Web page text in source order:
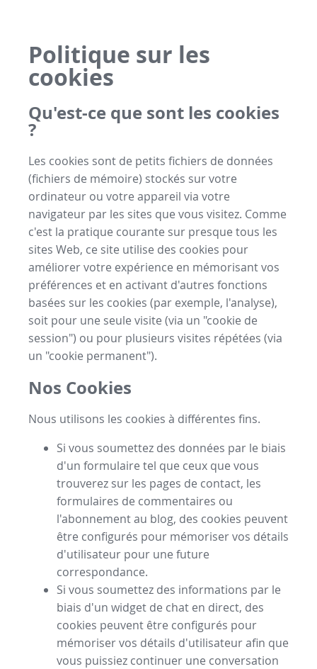
Politique sur les
cookies
Qu'est-ce que sont les cookies
?
Les cookies sont de petits fichiers de données
(fichiers de mémoire) stockés sur votre
ordinateur ou votre appareil via votre
navigateur par les sites que vous visitez. Comme
c'est la pratique courante sur presque tous les
sites Web, ce site utilise des cookies pour
améliorer votre expérience en mémorisant vos
préférences et en activant d'autres fonctions
basées sur les cookies (par exemple, l'analyse),
soit pour une seule visite (via un "cookie de
session") ou pour plusieurs visites répétées (via
un "cookie permanent").
Nos Cookies
Nous utilisons les cookies à différentes fins.
Si vous soumettez des données par le biais
d'un formulaire tel que ceux que vous
trouverez sur les pages de contact, les
formulaires de commentaires ou
l'abonnement au blog, des cookies peuvent
être configurés pour mémoriser vos détails
d'utilisateur pour une future
correspondance.
Si vous soumettez des informations par le
biais d'un widget de chat en direct, des
cookies peuvent être configurés pour
mémoriser vos détails d'utilisateur afin que
vous puissiez continuer une conversation